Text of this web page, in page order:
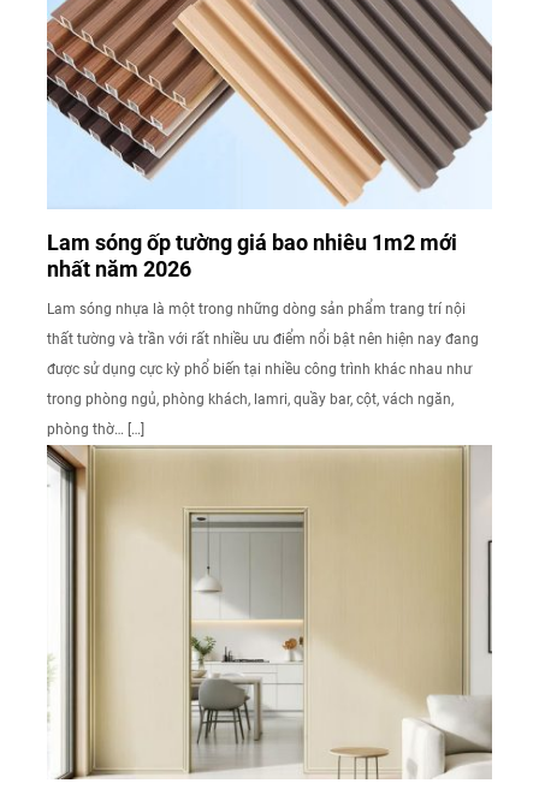
Lam sóng ốp tường giá bao nhiêu 1m2 mới
nhất năm 2026
Lam sóng nhựa là một trong những dòng sản phẩm trang trí nội
thất tường và trần với rất nhiều ưu điểm nổi bật nên hiện nay đang
được sử dụng cực kỳ phổ biến tại nhiều công trình khác nhau như
trong phòng ngủ, phòng khách, lamri, quầy bar, cột, vách ngăn,
phòng thờ… […]